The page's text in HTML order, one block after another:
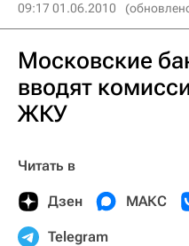
09:17 01.06.2010
Московские
вводят
ЖКУ
Читать в
Дзен МАКС
Telegram